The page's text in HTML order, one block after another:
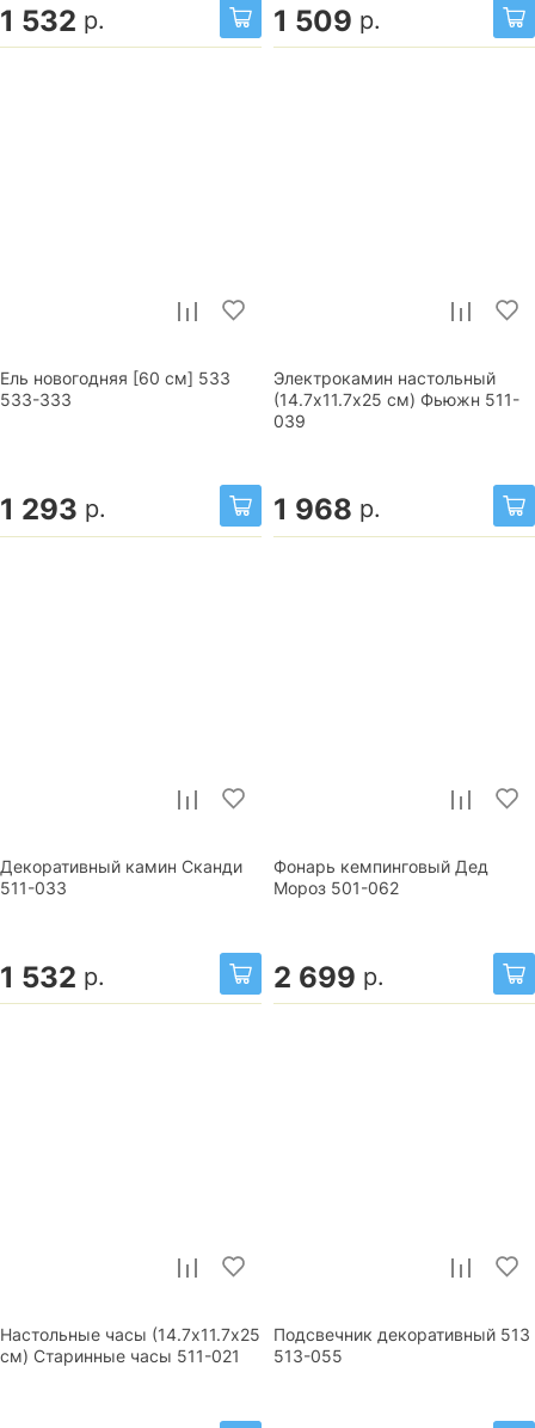
1 532 р. 1 509 р.
Ель новогодняя [60 см] 533
533-333
1 293 р.
Электрокамин настольный
(14.7х11.7х25 см) Фьюжн 511-
039
1 968 р.
Декоративный камин Сканди
511-033
1 532 р.
Фонарь кемпинговый Дед
Мороз 501-062
2 699 р.
Настольные часы (14.7х11.7х25
см) Старинные часы 511-021
Подсвечник декоративный 513
513-055